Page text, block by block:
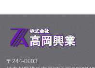
〒244-0003